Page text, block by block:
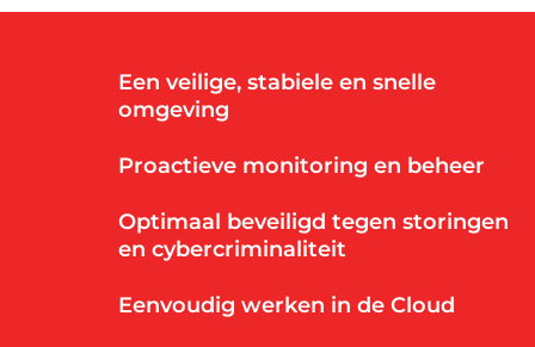
Een veilige, stabiele en snelle
omgeving
Proactieve monitoring en beheer
Optimaal beveiligd tegen storingen
en cybercriminaliteit
Eenvoudig werken in de Cloud